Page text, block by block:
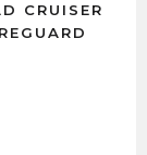
CRUISER